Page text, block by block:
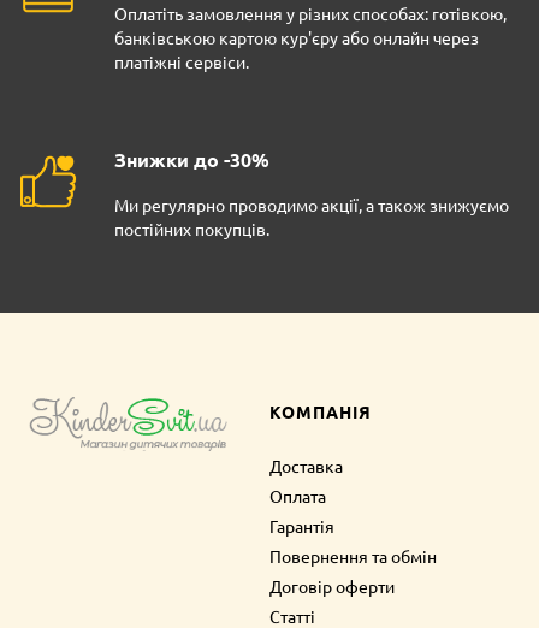
Оплатіть замовлення у різних способах: готівкою,
банківською картою кур'єру або онлайн через
платіжні сервіси.
Знижки до -30%
Ми регулярно проводимо акції, а також знижуємо
постійних покупців.
КОМПАНІЯ
Доставка
Оплата
Гарантія
Повернення та обмін
Договір оферти
Статті